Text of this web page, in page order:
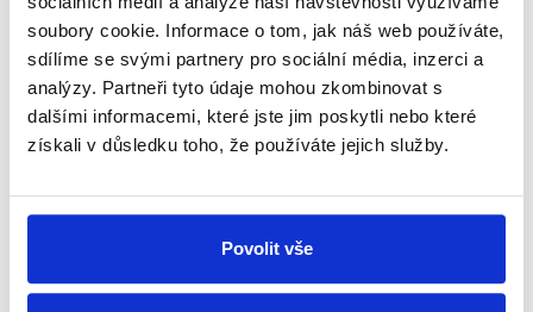
soubory cookie. Informace o tom, jak náš web používáte,
sdílíme se svými partnery pro sociální média, inzerci a
analýzy. Partneři tyto údaje mohou zkombinovat s
dalšími informacemi, které jste jim poskytli nebo které
získali v důsledku toho, že používáte jejich služby.
Povolit vše
Přihlaste se k odběru našeho
newsletteru nebowhatsappového
kanálu, kde pravidelně přinášíme
shrnutí nejzajímavějších článků a analýz.
přehled o tom, jaké dezinformace a
nepravdy se zrovna v Česku šíří.